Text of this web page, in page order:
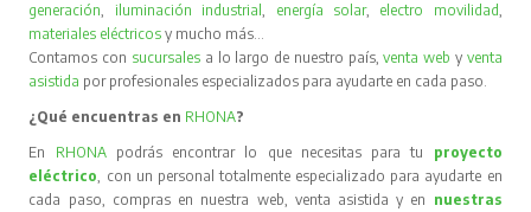
generación, iluminación industrial, energía solar, electro movilidad,
materiales eléctricos y mucho más…
Contamos con sucursales a lo largo de nuestro país,venta web y venta
asistida por profesionales especializados para ayudarte en cada paso.
¿Qué encuentras en RHONA?
En RHONA podrás encontrar lo que necesitas para tu proyecto
eléctrico, con un personal totalmente especializado para ayudarte en
cada paso, compras en nuestra web, venta asistida y en nuestras